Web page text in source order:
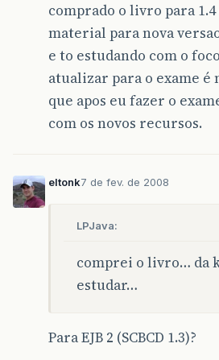
comprado o livro para
material para nova
e to estudando com o
atualizar para o exame é
que apos eu fazer o
com os novos recursos.
eltonk7 de fev. de 2008
LPJava:
comprei o livro… da
estudar…
Para EJB 2 (SCBCD 1.3)?